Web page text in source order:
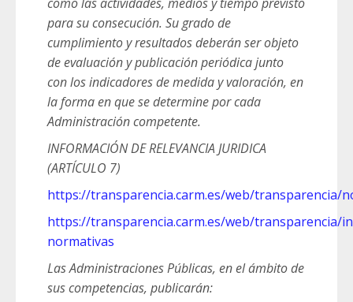
para su consecución. Su grado de
cumplimiento y resultados deberán ser objeto
de evaluación y publicación periódica junto
con los indicadores de medida y valoración, en
la forma en que se determine por cada
Administración competente.
INFORMACIÓN DE RELEVANCIA JURIDICA
(ARTÍCULO 7)
https://transparencia.carm.es/web/transparencia/
https://transparencia.carm.es/web/transparencia/
normativas
Las Administraciones Públicas, en el ámbito de
sus competencias, publicarán: